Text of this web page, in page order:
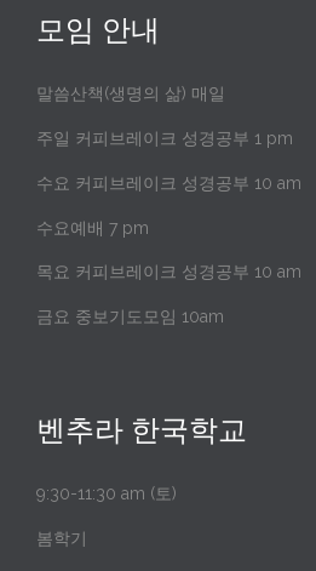
모임 안내
말씀산책(생명의 삶) 매일
주일 커피브레이크 성경공부 1 pm
수요 커피브레이크 성경공부 10 am
수요예배 7 pm
목요 커피브레이크 성경공부 10 am
금요 중보기도모임 10am
벤추라 한국학교
9:30-11:30 am (토)
봄학기